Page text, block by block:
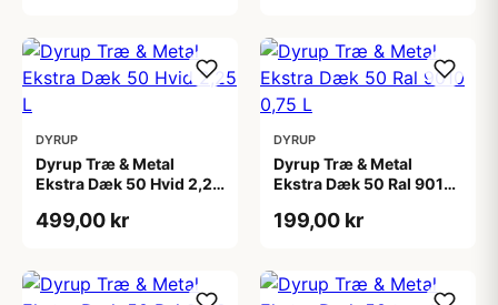
DYRUP
Dyrup Træ & Metal
Ekstra Dæk 50 Hvid 2,25
499,00 kr
DYRUP
Dyrup Træ & Metal
Ekstra Dæk 50 Ral 9010
199,00 kr